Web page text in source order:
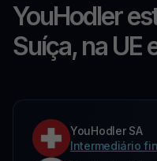
YouHodler
Suíça, na UE
YouHodler SA
Intermediário